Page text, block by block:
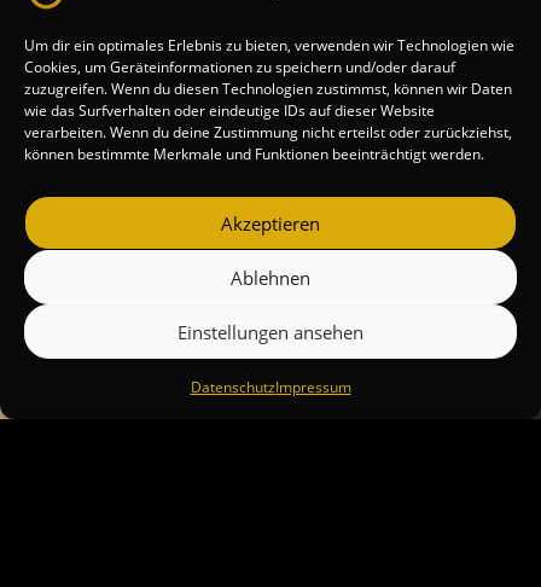
Um dir ein optimales Erlebnis zu bieten, verwenden wir Technologien wie
Cookies, um Geräteinformationen zu speichern und/oder darauf
zuzugreifen. Wenn du diesen Technologien zustimmst, können wir Daten
wie das Surfverhalten oder eindeutige IDs auf dieser Website
verarbeiten. Wenn du deine Zustimmung nicht erteilst oder zurückziehst,
können bestimmte Merkmale und Funktionen beeinträchtigt werden.
Akzeptieren
Ablehnen
Einstellungen ansehen
DatenschutzImpressum